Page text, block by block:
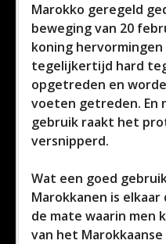
Marokko geregeld
beweging van 20
koning
tegelijkertijd hard
opgetreden en
voeten getreden. En
gebruik raakt het
versnipperd.
Wat een goed
Marokkanen is
de mate waarin men
van het Marokkaanse